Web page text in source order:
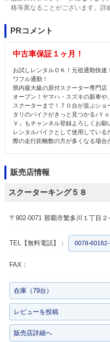
格等異なることがございます。詳
PRコメント
中古車保証１ヶ月！
お試しレンタルＯＫ！元祖通勤快
ワフル通勤！
県内最大級の原付スクーター専門
オープン！ヤマハ・スズキの新車
スクーターまで！７０台が並ぶシ
タリのバイクがきっと見つかる♪Ｙ
Ｖ」もチャンネル登録よろしくお願
レンタルバイクとして使用してい
際の走行距離数の方が多くなる場合
販売店情報
スクーターキング５８
〒902-0071 那覇市繁多川１丁目２
TEL【無料電話】： 0078-
FAX：
在庫（79台）
レビューを投稿
販売店詳細へ